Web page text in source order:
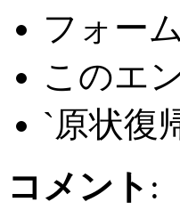
フォー
このエ
`原状復
コメント :